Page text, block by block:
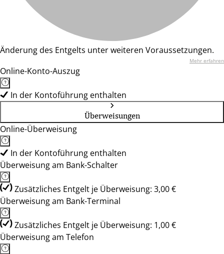
Änderung des Entgelts unter weiteren Voraussetzungen.
Mehr erfahren
Online-Konto-Auszug
In der Kontoführung enthalten
Überweisungen
Online-Überweisung
In der Kontoführung enthalten
Überweisung am Bank-Schalter
Zusätzliches Entgelt je Überweisung: 3,00 €
Überweisung am Bank-Terminal
Zusätzliches Entgelt je Überweisung: 1,00 €
Überweisung am Telefon